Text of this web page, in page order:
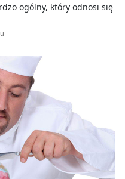
ogólny, który odnosi się